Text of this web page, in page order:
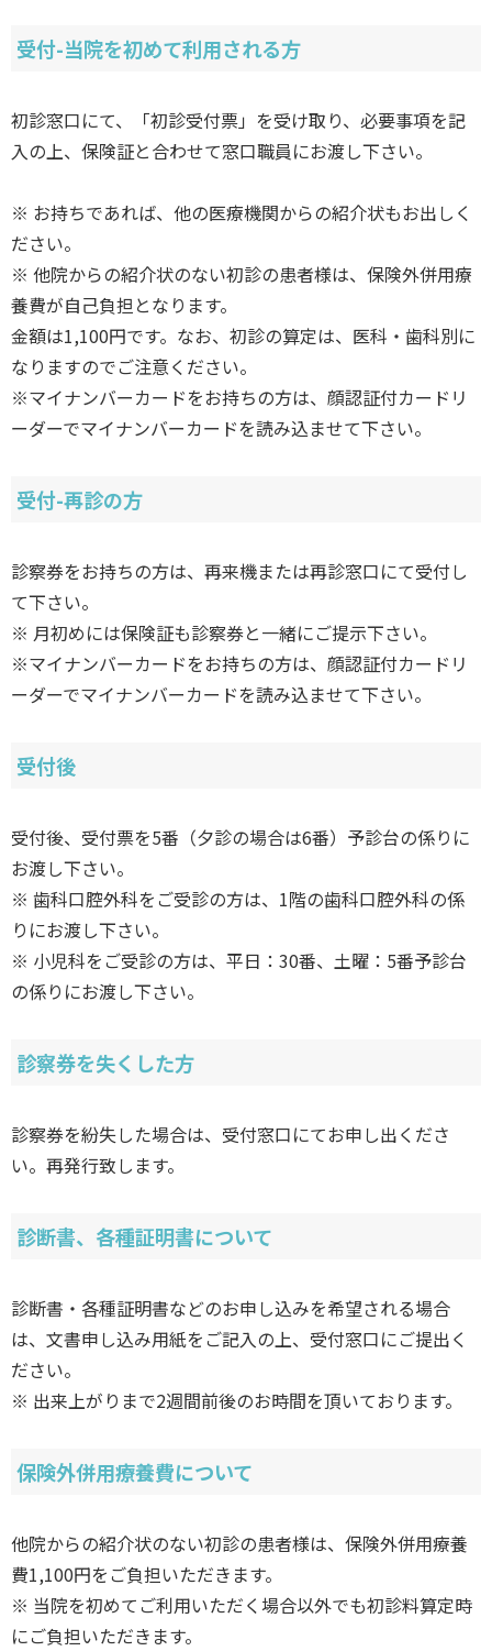
受付-当院を初めて利用される方
初診窓口にて、「初診受付票」を受け取り、必要事項を記
入の上、保険証と合わせて窓口職員にお渡し下さい。
※ お持ちであれば、他の医療機関からの紹介状もお出しく
ださい。
※ 他院からの紹介状のない初診の患者様は、保険外併用療
養費が自己負担となります。
金額は1,100円です。なお、初診の算定は、医科・歯科別に
なりますのでご注意ください。
※マイナンバーカードをお持ちの方は、顔認証付カードリ
ーダーでマイナンバーカードを読み込ませて下さい。
受付-再診の方
診察券をお持ちの方は、再来機または再診窓口にて受付し
て下さい。
※ 月初めには保険証も診察券と一緒にご提示下さい。
※マイナンバーカードをお持ちの方は、顔認証付カードリ
ーダーでマイナンバーカードを読み込ませて下さい。
受付後
受付後、受付票を5番（夕診の場合は6番）予診台の係りに
お渡し下さい。
※ 歯科口腔外科をご受診の方は、1階の歯科口腔外科の係
りにお渡し下さい。
※ 小児科をご受診の方は、平日：30番、土曜：5番予診台
の係りにお渡し下さい。
診察券を失くした方
診察券を紛失した場合は、受付窓口にてお申し出くださ
い。再発行致します。
診断書、各種証明書について
診断書・各種証明書などのお申し込みを希望される場合
は、文書申し込み用紙をご記入の上、受付窓口にご提出く
ださい。
※ 出来上がりまで2週間前後のお時間を頂いております。
保険外併用療養費について
他院からの紹介状のない初診の患者様は、保険外併用療養
費1,100円をご負担いただきます。
※ 当院を初めてご利用いただく場合以外でも初診料算定時
にご負担いただきます。